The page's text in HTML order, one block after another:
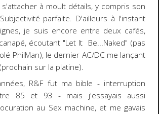
à moult détails, y compris son
parfaite. D'ailleurs à l'instant
je suis encore entre deux cafés,
écoutant "Let It Be...Naked" (pas
PhilMan), le dernier AC/DC me lançant
sur la platine).
R&F fut ma bible - interruption
85 et 93 - mais j'essayais aussi
au Sex machine, et me gavais